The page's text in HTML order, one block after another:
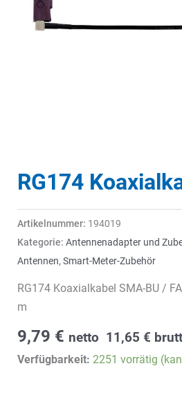
RG174
Artikelnummer: 194019
Kategorie: Antennenadapter und
Antennen,Smart-Meter-Zubehör
RG174 Koaxialkabel SMA-BU /
m
9,79 € netto 11,65 €
Verfügbarkeit: 2251 vorrätig